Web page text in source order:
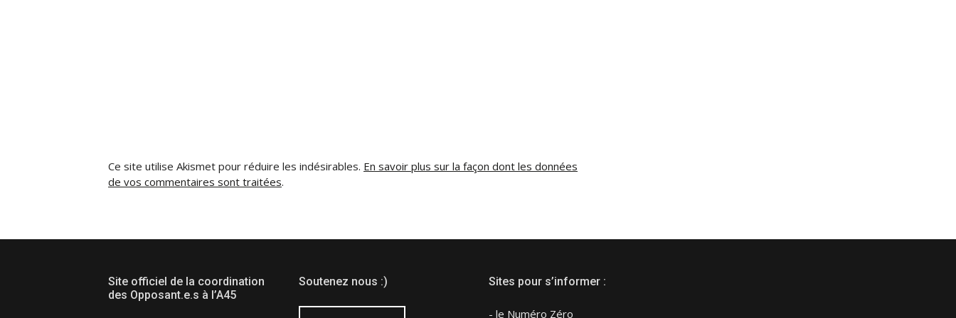
Ce site utilise Akismet pour réduire les indésirables. En savoir plus sur la façon dont les données
de vos commentaires sont traitées.
Site officiel de la coordination
des Opposant.e.s à l’A45
Soutenez nous :) Sites pour s’informer :
- le Numéro Zéro